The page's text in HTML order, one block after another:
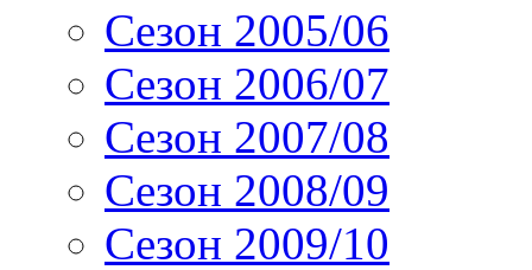
Сезон 2005/06
Сезон 2006/07
Сезон 2007/08
Сезон 2008/09
Сезон 2009/10